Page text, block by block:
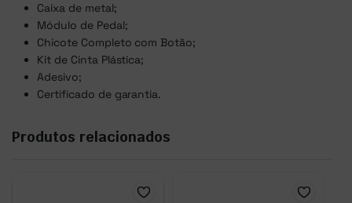
Caixa de metal;
Módulo de Pedal;
Chicote Completo com Botão;
Kit de Cinta Plástica;
Adesivo;
Certificado de garantia.
Produtos relacionados